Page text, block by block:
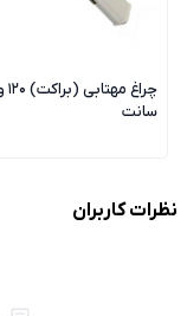
سانت
نظرات کاربران